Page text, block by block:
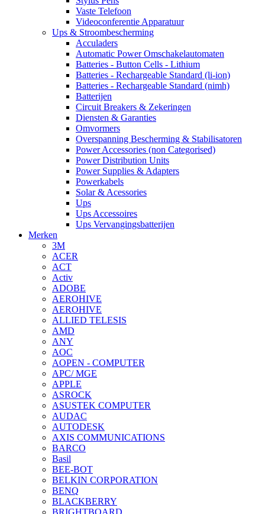
Vaste Telefoon
Videoconferentie Apparatuur
Ups & Stroombescherming
Acculaders
Automatic Power Omschakelautomaten
Batteries - Button Cells - Lithium
Batteries - Rechargeable Standard (li-ion)
Batteries - Rechargeable Standard (nimh)
Batterijen
Circuit Breakers & Zekeringen
Diensten & Garanties
Omvormers
Overspanning Bescherming & Stabilisatoren
Power Accessories (non Categorised)
Power Distribution Units
Power Supplies & Adapters
Powerkabels
Solar & Acessories
Ups
Ups Accessoires
Ups Vervangingsbatterijen
Merken
3M
ACER
ACT
Activ
ADOBE
AEROHIVE
AEROHIVE
ALLIED TELESIS
AMD
ANY
AOC
AOPEN - COMPUTER
APC/ MGE
APPLE
ASROCK
ASUSTEK COMPUTER
AUDAC
AUTODESK
AXIS COMMUNICATIONS
BARCO
Basil
BEE-BOT
BELKIN CORPORATION
BENQ
BLACKBERRY
BRIGHTBOARD